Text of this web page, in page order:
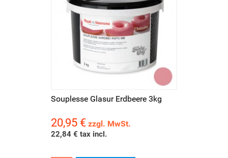
Souplesse Glasur Erdbeere 3kg
Preis
20,95 € zzgl. MwSt.
22,84 € tax incl.